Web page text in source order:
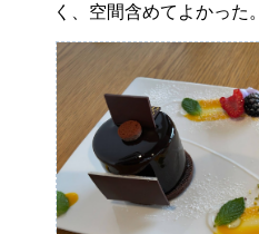
く、空間含めてよかった。